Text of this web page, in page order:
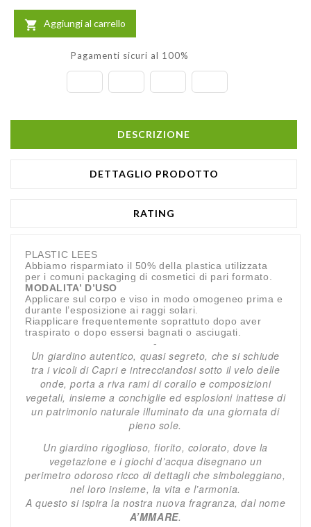
 Aggiungi al carrello
Pagamenti sicuri al 100%
DESCRIZIONE
DETTAGLIO PRODOTTO
RATING
PLASTIC LEES
Abbiamo risparmiato il 50% della plastica utilizzata
per i comuni packaging di cosmetici di pari formato.
MODALITA’ D’USO
Applicare sul corpo e viso in modo omogeneo prima e
durante l’esposizione ai raggi solari.
Riapplicare frequentemente soprattuto dopo aver
traspirato o dopo essersi bagnati o asciugati.
-
Un giardino autentico, quasi segreto, che si schiude
tra i vicoli di Capri e intrecciandosi sotto il velo delle
onde, porta a riva rami di corallo e composizioni
vegetali, insieme a conchiglie ed esplosioni inattese di
un patrimonio naturale illuminato da una giornata di
pieno sole.
Un giardino rigoglioso, fiorito, colorato, dove la
vegetazione e i giochi d’acqua disegnano un
perimetro odoroso ricco di dettagli che simboleggiano,
nel loro insieme, la vita e l’armonia.
A questo si ispira la nostra nuova fragranza, dal nome
A’MMARE.